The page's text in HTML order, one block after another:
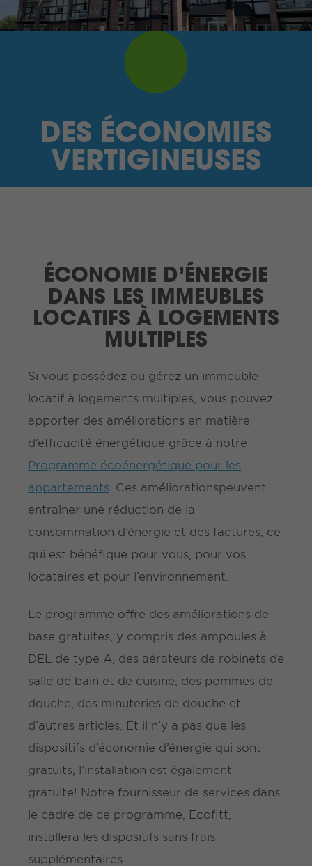
JE SUIS UN FOURNISSEUR
RECHERCHE
CONTRASTE ÉLEVÉ
ENGLISH
CONNEXION monEM
DES ÉCONOMIES
VERTIGINEUSES
ÉCONOMIE D’ÉNERGIE
DANS LES IMMEUBLES
LOCATIFS À LOGEMENTS
MULTIPLES
Si vous possédez ou gérez un immeuble
locatif à logements multiples, vous pouvez
apporter des améliorations en matière
d’efficacité énergétique grâce à notre
Programme écoénergétique pour les
appartements . Ces améliorationspeuvent
entraîner une réduction de la
consommation d’énergie et des factures, ce
qui est bénéfique pour vous, pour vos
locataires et pour l’environnement.
Le programme offre des améliorations de
base gratuites, y compris des ampoules à
DEL de type A, des aérateurs de robinets de
salle de bain et de cuisine, des pommes de
douche, des minuteries de douche et
d’autres articles. Et il n’y a pas que les
dispositifs d’économie d’énergie qui sont
gratuits, l’installation est également
gratuite! Notre fournisseur de services dans
le cadre de ce programme, Ecofitt,
installera les dispositifs sans frais
supplémentaires.